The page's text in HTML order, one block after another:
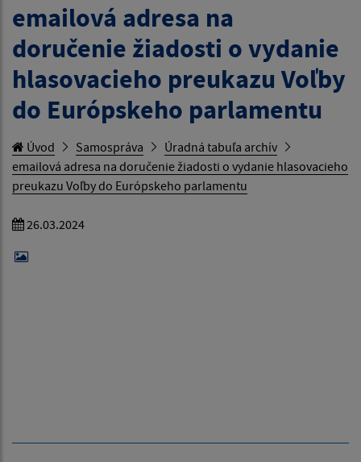
emailová adresa na
doručenie žiadosti o vydanie
hlasovacieho preukazu Voľby
do Európskeho parlamentu
Úvod Samospráva
Úradná tabuľa archív
emailová adresa na doručenie žiadosti o vydanie hlasovacieho
preukazu Voľby do Európskeho parlamentu
26.03.2024